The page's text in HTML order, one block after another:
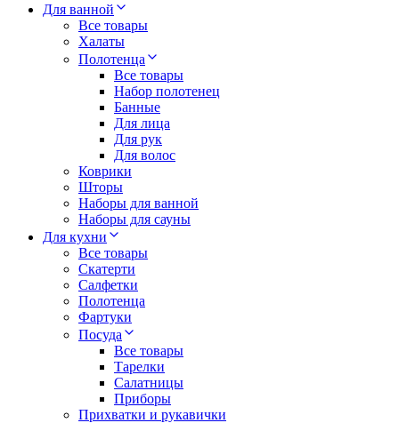
Для ванной
Все товары
Халаты
Полотенца
Все товары
Набор полотенец
Банные
Для лица
Для рук
Для волос
Коврики
Шторы
Наборы для ванной
Наборы для сауны
Для кухни
Все товары
Скатерти
Салфетки
Полотенца
Фартуки
Посуда
Все товары
Тарелки
Салатницы
Приборы
Прихватки и рукавички